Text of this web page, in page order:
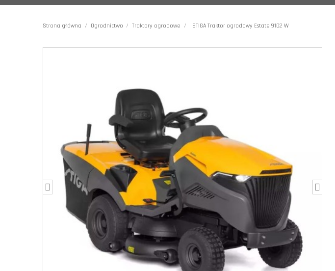
Strona główna Ogrodnictwo Traktory ogrodowe STIGA Traktor ogrodowy Estate 9102 W